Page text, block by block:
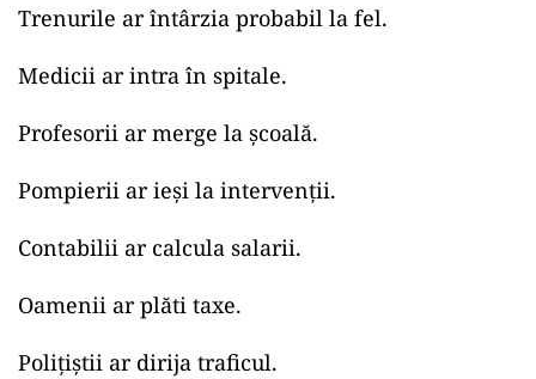
Trenurile ar întârzia probabil la fel.
Medicii ar intra în spitale.
Profesorii ar merge la școală.
Pompierii ar ieși la intervenții.
Contabilii ar calcula salarii.
Oamenii ar plăti taxe.
Polițiștii ar dirija traficul.